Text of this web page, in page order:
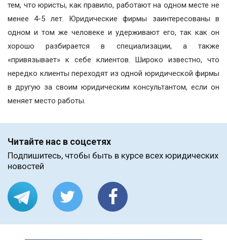
тем, что юристы, как правило, работают на одном месте не
менее 4-5 лет. Юридические фирмы заинтересованы в
одном и том же человеке и удерживают его, так как он
хорошо разбирается в специализации, а также
«привязывает» к себе клиентов. Широко известно, что
нередко клиенты переходят из одной юридической фирмы
в другую за своим юридическим консультантом, если он
меняет место работы.
Читайте нас в соцсетях
Подпишитесь, чтобы быть в курсе всех юридических
новостей